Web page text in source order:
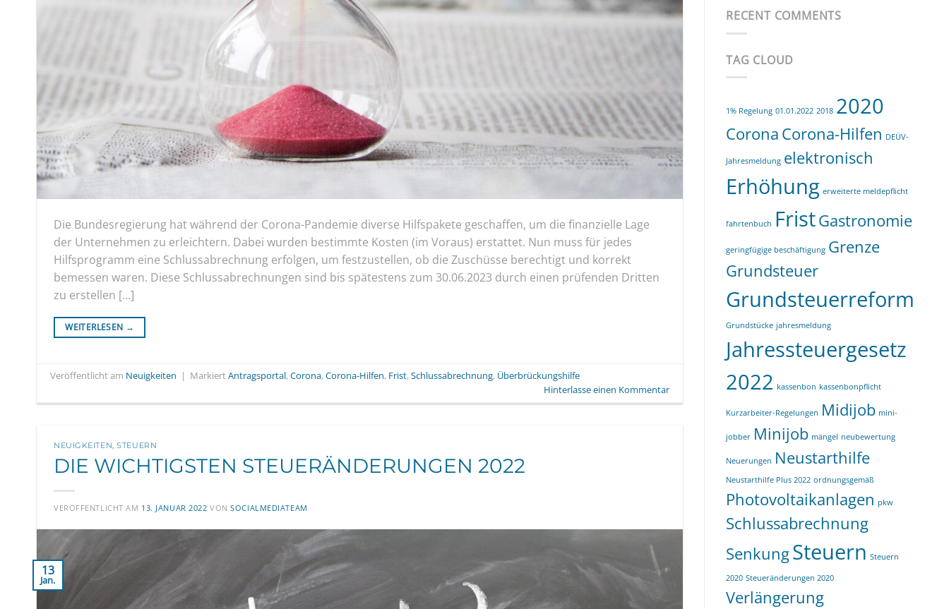
Die Bundesregierung hat während der Corona-Pandemie diverse Hilfspakete geschaffen, um die finanzielle Lage
der Unternehmen zu erleichtern. Dabei wurden bestimmte Kosten (im Voraus) erstattet. Nun muss für jedes
Hilfsprogramm eine Schlussabrechnung erfolgen, um festzustellen, ob die Zuschüsse berechtigt und korrekt
bemessen waren. Diese Schlussabrechnungen sind bis spätestens zum 30.06.2023 durch einen prüfenden Dritten
zu erstellen […]
WEITERLESEN →
Veröffentlicht am Neuigkeiten | MarkiertAntragsportal,Corona,Corona-Hilfen, Frist,Schlussabrechnung, Überbrückungshilfe
Hinterlasse einen Kommentar
NEUIGKEITEN ,STEUERN
DIE WICHTIGSTEN STEUERÄNDERUNGEN 2022
VERÖFFENTLICHT AM 13. JANUAR 2022 VONSOCIALMEDIATEAM
13
Jan.
unter
Strom
2025:
Die
kommt
RECENT COMMENTS
TAG CLOUD
1% Regelung 01.01.2022 2018 2020
Corona Corona-Hilfen DEÜV-
Jahresmeldung elektronisch
Erhöhung erweiterte meldepflicht
fahrtenbuch FristGastronomie
geringfügige beschäftigung Grenze
Grundsteuer
Grundsteuerreform
Grundstücke jahresmeldung
Jahressteuergesetz
2022 kassenbon kassenbonpflicht
Kurzarbeiter-Regelungen Midijob mini-
jobber Minijob mängel neubewertung
Neuerungen Neustarthilfe
Neustarthilfe Plus 2022 ordnungsgemäß
Photovoltaikanlagen pkw
Schlussabrechnung
SenkungSteuern Steuern
2020 Steueränderungen 2020
Verlängerung